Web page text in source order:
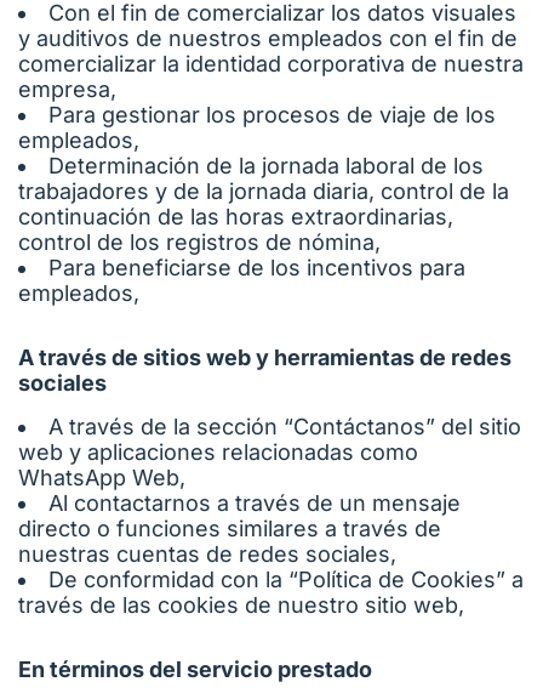
Con el fin de comercializar los datos visuales
y auditivos de nuestros empleados con el fin de
comercializar la identidad corporativa de nuestra
empresa,
Para gestionar los procesos de viaje de los
empleados,
Determinación de la jornada laboral de los
trabajadores y de la jornada diaria, control de la
continuación de las horas extraordinarias,
control de los registros de nómina,
Para beneficiarse de los incentivos para
empleados,
A través de sitios web y herramientas de redes
sociales
A través de la sección “Contáctanos” del sitio
web y aplicaciones relacionadas como
WhatsApp Web,
Al contactarnos a través de un mensaje
directo o funciones similares a través de
nuestras cuentas de redes sociales,
De conformidad con la “Política de Cookies” a
través de las cookies de nuestro sitio web,
En términos del servicio prestado